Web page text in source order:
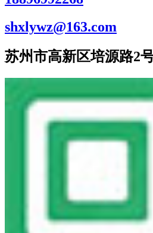
shxlywz@163.com
苏州市高新区培源路2